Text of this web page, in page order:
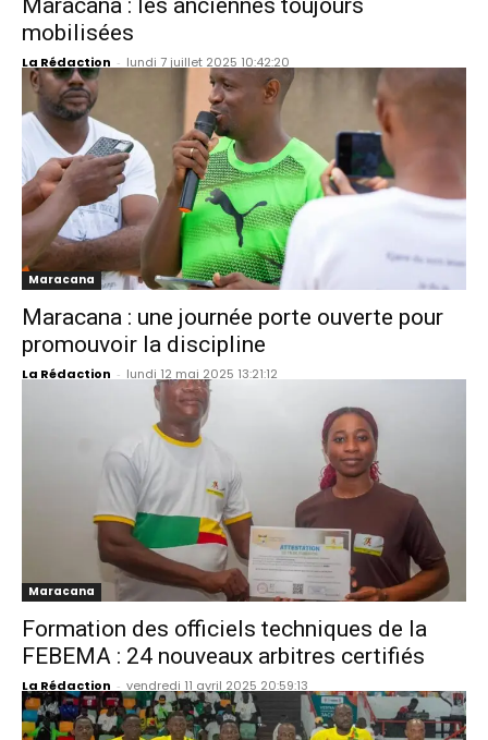
Maracana : les anciennes toujours
mobilisées
La Rédaction - lundi 7 juillet 2025 10:42:20
Maracana
Maracana : une journée porte ouverte pour
promouvoir la discipline
La Rédaction - lundi 12 mai 2025 13:21:12
Maracana
Formation des officiels techniques de la
FEBEMA : 24 nouveaux arbitres certifiés
La Rédaction - vendredi 11 avril 2025 20:59:13